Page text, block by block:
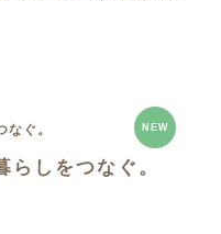
NEW
らしをつなぐ。